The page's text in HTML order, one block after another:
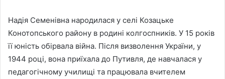
Надія Семенівна народилася у селі Козацьке
Конотопського району в родині колгоспників. У 15 років
її юність обірвала війна. Після визволення України, у
1944 році, вона приїхала до Путивля, де навчалася у
педагогічному училищі та працювала вчителем